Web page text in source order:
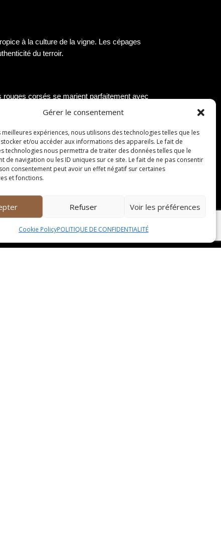
Gérer le consentement
expériences, nous utilisons des technologies telles que les
et/ou accéder aux informations des appareils. Le fait de
technologies nous permettra de traiter des données telles que le
de navigation ou les ID uniques sur ce site. Le fait de ne pas consentir
consentement peut avoir un effet négatif sur certaines
et fonctions.
Refuser Voir les préférences
Cookie PolicyPOLITIQUE DE CONFIDENTIALITÉ
à la culture de la vigne. Les cépages
du terroir.
corsés se marient parfaitement avec
de fruits de mer et de poissons
du secteur. Chaque année, la ville
de découvrir une large variété de vins